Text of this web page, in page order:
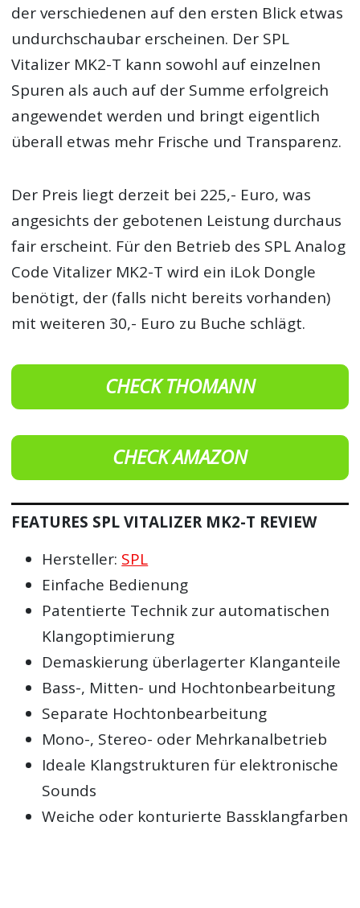
der verschiedenen auf den ersten Blick etwas
undurchschaubar erscheinen. Der SPL
Vitalizer MK2-T kann sowohl auf einzelnen
Spuren als auch auf der Summe erfolgreich
angewendet werden und bringt eigentlich
überall etwas mehr Frische und Transparenz.
Der Preis liegt derzeit bei 225,- Euro, was
angesichts der gebotenen Leistung durchaus
fair erscheint. Für den Betrieb des SPL Analog
Code Vitalizer MK2-T wird ein iLok Dongle
benötigt, der (falls nicht bereits vorhanden)
mit weiteren 30,- Euro zu Buche schlägt.
CHECK THOMANN
CHECK AMAZON
FEATURES SPL VITALIZER MK2-T REVIEW
Hersteller: SPL
Einfache Bedienung
Patentierte Technik zur automatischen
Klangoptimierung
Demaskierung überlagerter Klanganteile
Bass-, Mitten- und Hochtonbearbeitung
Separate Hochtonbearbeitung
Mono-, Stereo- oder Mehrkanalbetrieb
Ideale Klangstrukturen für elektronische
Sounds
Weiche oder konturierte Bassklangfarben